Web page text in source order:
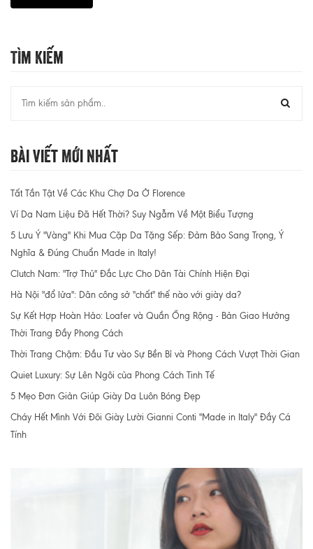
Tìm Kiếm
Bài Viết Mới Nhất
Tất Tần Tật Về Các Khu Chợ Da Ở Florence
Ví Da Nam Liệu Đã Hết Thời? Suy Ngẫm Về Một Biểu Tượng
5 Lưu Ý "Vàng" Khi Mua Cặp Da Tặng Sếp: Đảm Bảo Sang Trọng, Ý
Nghĩa & Đúng Chuẩn Made in Italy!
Clutch Nam: "Trợ Thủ" Đắc Lực Cho Dân Tài Chính Hiện Đại
Hà Nội "đổ lửa": Dân công sở "chất" thế nào với giày da?
Sự Kết Hợp Hoàn Hảo: Loafer và Quần Ống Rộng - Bản Giao Hưởng
Thời Trang Đầy Phong Cách
Thời Trang Chậm: Đầu Tư vào Sự Bền Bỉ và Phong Cách Vượt Thời Gian
Quiet Luxury: Sự Lên Ngôi của Phong Cách Tinh Tế
5 Mẹo Đơn Giản Giúp Giày Da Luôn Bóng Đẹp
Cháy Hết Mình Với Đôi Giày Lười Gianni Conti "Made in Italy" Đầy Cá
Tính